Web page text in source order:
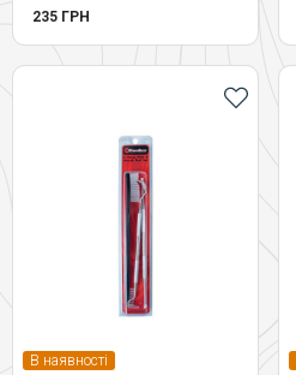
235 ГРН
В наявності